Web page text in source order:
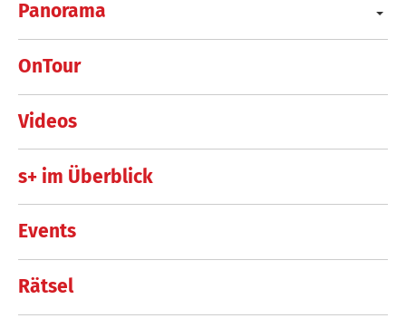
Panorama
OnTour
Videos
s+ im Überblick
Events
Rätsel